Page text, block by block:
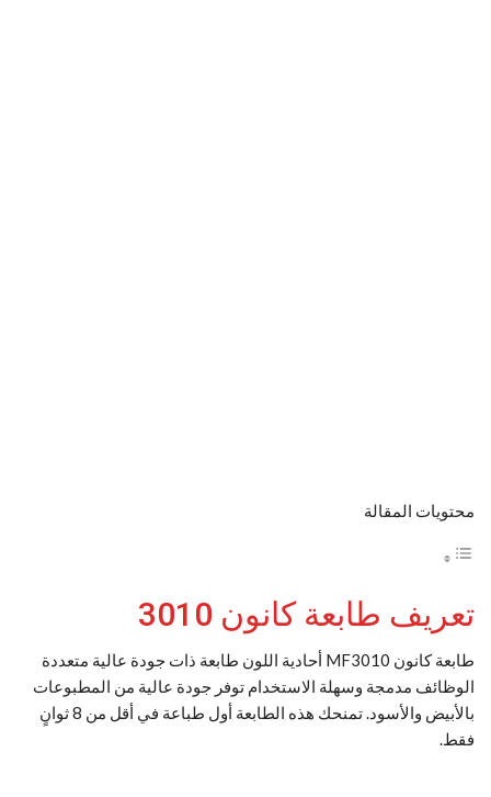
محتويات المقالة
تعريف طابعة كانون 3010
طابعة كانون MF3010 أحادية اللون طابعة ذات جودة عالية متعددة
الوظائف مدمجة وسهلة الاستخدام توفر جودة عالية من المطبوعات
بالأبيض والأسود. تمنحك هذه الطابعة أول طباعة في أقل من 8 ثوانٍ
فقط.